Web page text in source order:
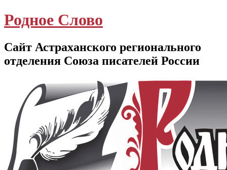
Родное Слово
Сайт Астраханского регионального
отделения Союза писателей России